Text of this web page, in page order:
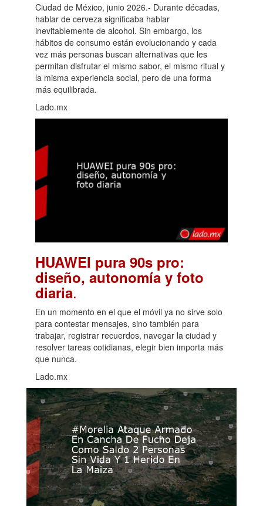
Ciudad de México, junio 2026.- Durante décadas,
hablar de cerveza significaba hablar
inevitablemente de alcohol. Sin embargo, los
hábitos de consumo están evolucionando y cada
vez más personas buscan alternativas que les
permitan disfrutar el mismo sabor, el mismo ritual y
la misma experiencia social, pero de una forma
más equilibrada.
Lado.mx
HUAWEI pura 90s pro:
diseño, autonomía y foto
diaria.
En un momento en el que el móvil ya no sirve solo
para contestar mensajes, sino también para
trabajar, registrar recuerdos, navegar la ciudad y
resolver tareas cotidianas, elegir bien importa más
que nunca.
Lado.mx